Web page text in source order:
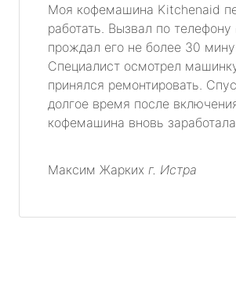
Моя кофемашина Kitchenaid
работать. Вызвал по
прождал его не более 30
Специалист осмотрел
принялся ремонтировать.
долгое время после
кофемашина вновь заработала.
Максим Жарких г. Истра